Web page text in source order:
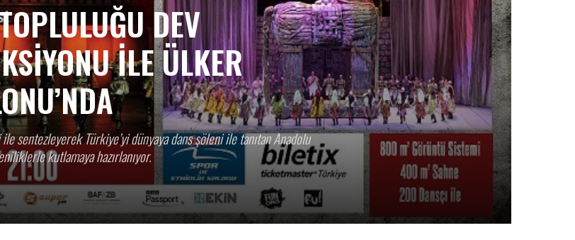
GAZETESİ
DEV
İLE ÜLKER
sentezleyerek Türkiye’yi dünyaya dans şöleni ile tanıtan Anadolu
kutlamaya hazırlanıyor.